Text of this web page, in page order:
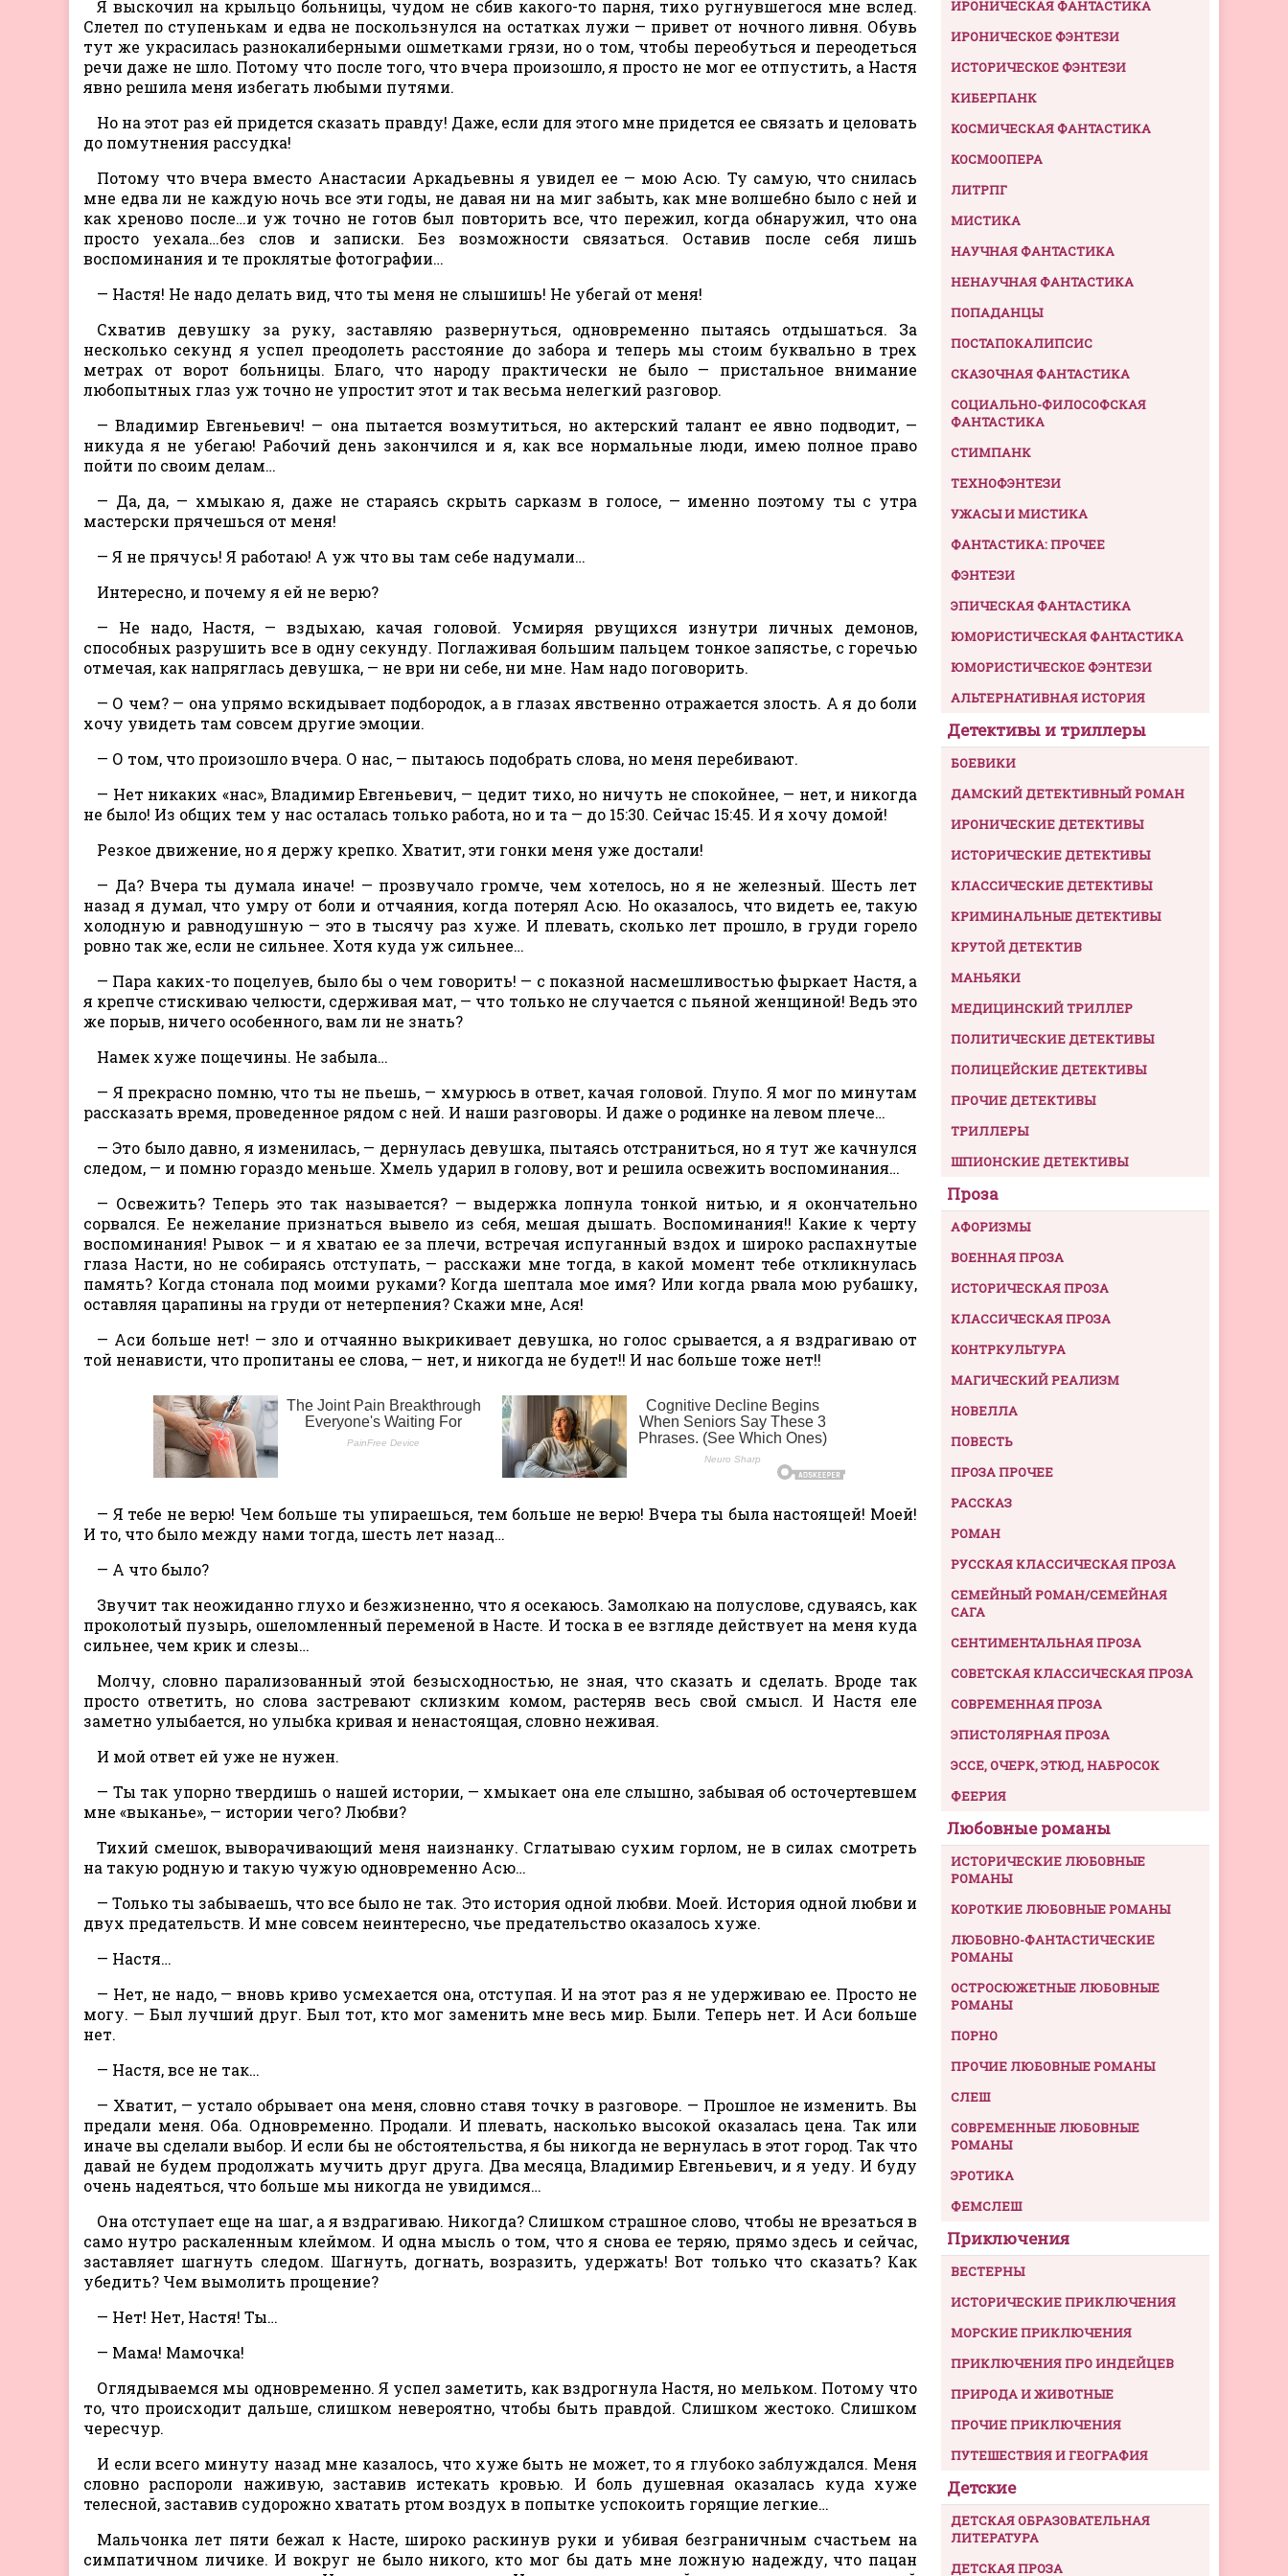
Я выскочил на крыльцо больницы, чудом не сбив какого-то парня, тихо ругнувшегося мне вслед.
Слетел по ступенькам и едва не поскользнулся на остатках лужи — привет от ночного ливня. Обувь
тут же украсилась разнокалиберными ошметками грязи, но о том, чтобы переобуться и переодеться
речи даже не шло. Потому что после того, что вчера произошло, я просто не мог ее отпустить, а Настя
явно решила меня избегать любыми путями.
Но на этот раз ей придется сказать правду! Даже, если для этого мне придется ее связать и целовать
до помутнения рассудка!
Потому что вчера вместо Анастасии Аркадьевны я увидел ее — мою Асю. Ту самую, что снилась
мне едва ли не каждую ночь все эти годы, не давая ни на миг забыть, как мне волшебно было с ней и
как хреново после…и уж точно не готов был повторить все, что пережил, когда обнаружил, что она
просто уехала…без слов и записки. Без возможности связаться. Оставив после себя лишь
воспоминания и те проклятые фотографии…
— Настя! Не надо делать вид, что ты меня не слышишь! Не убегай от меня!
Схватив девушку за руку, заставляю развернуться, одновременно пытаясь отдышаться. За
несколько секунд я успел преодолеть расстояние до забора и теперь мы стоим буквально в трех
метрах от ворот больницы. Благо, что народу практически не было — пристальное внимание
любопытных глаз уж точно не упростит этот и так весьма нелегкий разговор.
— Владимир Евгеньевич! — она пытается возмутиться, но актерский талант ее явно подводит, —
никуда я не убегаю! Рабочий день закончился и я, как все нормальные люди, имею полное право
пойти по своим делам…
— Да, да, — хмыкаю я, даже не стараясь скрыть сарказм в голосе, — именно поэтому ты с утра
мастерски прячешься от меня!
— Я не прячусь! Я работаю! А уж что вы там себе надумали…
Интересно, и почему я ей не верю?
— Не надо, Настя, — вздыхаю, качая головой. Усмиряя рвущихся изнутри личных демонов,
способных разрушить все в одну секунду. Поглаживая большим пальцем тонкое запястье, с горечью
отмечая, как напряглась девушка, — не ври ни себе, ни мне. Нам надо поговорить.
— О чем? — она упрямо вскидывает подбородок, а в глазах явственно отражается злость. А я до боли
хочу увидеть там совсем другие эмоции.
— О том, что произошло вчера. О нас, — пытаюсь подобрать слова, но меня перебивают.
— Нет никаких «нас», Владимир Евгеньевич, — цедит тихо, но ничуть не спокойнее, — нет, и никогда
не было! Из общих тем у нас осталась только работа, но и та — до 15:30. Сейчас 15:45. И я хочу домой!
Резкое движение, но я держу крепко. Хватит, эти гонки меня уже достали!
— Да? Вчера ты думала иначе! — прозвучало громче, чем хотелось, но я не железный. Шесть лет
назад я думал, что умру от боли и отчаяния, когда потерял Асю. Но оказалось, что видеть ее, такую
холодную и равнодушную — это в тысячу раз хуже. И плевать, сколько лет прошло, в груди горело
ровно так же, если не сильнее. Хотя куда уж сильнее…
— Пара каких-то поцелуев, было бы о чем говорить! — с показной насмешливостью фыркает Настя, а
я крепче стискиваю челюсти, сдерживая мат, — что только не случается с пьяной женщиной! Ведь это
же порыв, ничего особенного, вам ли не знать?
Намек хуже пощечины. Не забыла…
— Я прекрасно помню, что ты не пьешь, — хмурюсь в ответ, качая головой. Глупо. Я мог по минутам
рассказать время, проведенное рядом с ней. И наши разговоры. И даже о родинке на левом плече…
— Это было давно, я изменилась, — дернулась девушка, пытаясь отстраниться, но я тут же качнулся
следом, — и помню гораздо меньше. Хмель ударил в голову, вот и решила освежить воспоминания…
— Освежить? Теперь это так называется? — выдержка лопнула тонкой нитью, и я окончательно
сорвался. Ее нежелание признаться вывело из себя, мешая дышать. Воспоминания!! Какие к черту
воспоминания! Рывок — и я хватаю ее за плечи, встречая испуганный вздох и широко распахнутые
глаза Насти, но не собираясь отступать, — расскажи мне тогда, в какой момент тебе откликнулась
память? Когда стонала под моими руками? Когда шептала мое имя? Или когда рвала мою рубашку,
оставляя царапины на груди от нетерпения? Скажи мне, Ася!
— Аси больше нет! — зло и отчаянно выкрикивает девушка, но голос срывается, а я вздрагиваю от
той ненависти, что пропитаны ее слова, — нет, и никогда не будет!! И нас больше тоже нет!!
— Я тебе не верю! Чем больше ты упираешься, тем больше не верю! Вчера ты была настоящей! Моей!
И то, что было между нами тогда, шесть лет назад…
— А что было?
Звучит так неожиданно глухо и безжизненно, что я осекаюсь. Замолкаю на полуслове, сдуваясь, как
проколотый пузырь, ошеломленный переменой в Насте. И тоска в ее взгляде действует на меня куда
сильнее, чем крик и слезы…
Молчу, словно парализованный этой безысходностью, не зная, что сказать и сделать. Вроде так
просто ответить, но слова застревают склизким комом, растеряв весь свой смысл. И Настя еле
заметно улыбается, но улыбка кривая и ненастоящая, словно неживая.
И мой ответ ей уже не нужен.
— Ты так упорно твердишь о нашей истории, — хмыкает она еле слышно, забывая об осточертевшем
мне «выканье», — истории чего? Любви?
Тихий смешок, выворачивающий меня наизнанку. Сглатываю сухим горлом, не в силах смотреть
на такую родную и такую чужую одновременно Асю…
— Только ты забываешь, что все было не так. Это история одной любви. Моей. История одной любви и
двух предательств. И мне совсем неинтересно, чье предательство оказалось хуже.
— Настя…
— Нет, не надо, — вновь криво усмехается она, отступая. И на этот раз я не удерживаю ее. Просто не
могу. — Был лучший друг. Был тот, кто мог заменить мне весь мир. Были. Теперь нет. И Аси больше
нет.
— Настя, все не так…
— Хватит, — устало обрывает она меня, словно ставя точку в разговоре. — Прошлое не изменить. Вы
предали меня. Оба. Одновременно. Продали. И плевать, насколько высокой оказалась цена. Так или
иначе вы сделали выбор. И если бы не обстоятельства, я бы никогда не вернулась в этот город. Так что
давай не будем продолжать мучить друг друга. Два месяца, Владимир Евгеньевич, и я уеду. И буду
очень надеяться, что больше мы никогда не увидимся…
Она отступает еще на шаг, а я вздрагиваю. Никогда? Слишком страшное слово, чтобы не врезаться в
само нутро раскаленным клеймом. И одна мысль о том, что я снова ее теряю, прямо здесь и сейчас,
заставляет шагнуть следом. Шагнуть, догнать, возразить, удержать! Вот только что сказать? Как
убедить? Чем вымолить прощение?
— Нет! Нет, Настя! Ты…
— Мама! Мамочка!
Оглядываемся мы одновременно. Я успел заметить, как вздрогнула Настя, но мельком. Потому что
то, что происходит дальше, слишком невероятно, чтобы быть правдой. Слишком жестоко. Слишком
чересчур.
И если всего минуту назад мне казалось, что хуже быть не может, то я глубоко заблуждался. Меня
словно распороли наживую, заставив истекать кровью. И боль душевная оказалась куда хуже
телесной, заставив судорожно хватать ртом воздух в попытке успокоить горящие легкие…
Мальчонка лет пяти бежал к Насте, широко раскинув руки и убивая безграничным счастьем на
симпатичном личике. И вокруг не было никого, кто мог бы дать мне ложную надежду, что пацан
ИРОНИЧЕСКАЯ ФАНТАСТИКА
ИРОНИЧЕСКОЕ ФЭНТЕЗИ
ИСТОРИЧЕСКОЕ ФЭНТЕЗИ
КИБЕРПАНК
КОСМИЧЕСКАЯ ФАНТАСТИКА
КОСМООПЕРА
ЛИТРПГ
МИСТИКА
НАУЧНАЯ ФАНТАСТИКА
НЕНАУЧНАЯ ФАНТАСТИКА
ПОПАДАНЦЫ
ПОСТАПОКАЛИПСИС
СКАЗОЧНАЯ ФАНТАСТИКА
СОЦИАЛЬНО-ФИЛОСОФСКАЯ
ФАНТАСТИКА
СТИМПАНК
ТЕХНОФЭНТЕЗИ
УЖАСЫ И МИСТИКА
ФАНТАСТИКА: ПРОЧЕЕ
ФЭНТЕЗИ
ЭПИЧЕСКАЯ ФАНТАСТИКА
ЮМОРИСТИЧЕСКАЯ ФАНТАСТИКА
ЮМОРИСТИЧЕСКОЕ ФЭНТЕЗИ
АЛЬТЕРНАТИВНАЯ ИСТОРИЯ
Детективы и триллеры
БОЕВИКИ
ДАМСКИЙ ДЕТЕКТИВНЫЙ РОМАН
ИРОНИЧЕСКИЕ ДЕТЕКТИВЫ
ИСТОРИЧЕСКИЕ ДЕТЕКТИВЫ
КЛАССИЧЕСКИЕ ДЕТЕКТИВЫ
КРИМИНАЛЬНЫЕ ДЕТЕКТИВЫ
КРУТОЙ ДЕТЕКТИВ
МАНЬЯКИ
МЕДИЦИНСКИЙ ТРИЛЛЕР
ПОЛИТИЧЕСКИЕ ДЕТЕКТИВЫ
ПОЛИЦЕЙСКИЕ ДЕТЕКТИВЫ
ПРОЧИЕ ДЕТЕКТИВЫ
ТРИЛЛЕРЫ
ШПИОНСКИЕ ДЕТЕКТИВЫ
Проза
АФОРИЗМЫ
ВОЕННАЯ ПРОЗА
ИСТОРИЧЕСКАЯ ПРОЗА
КЛАССИЧЕСКАЯ ПРОЗА
КОНТРКУЛЬТУРА
МАГИЧЕСКИЙ РЕАЛИЗМ
НОВЕЛЛА
ПОВЕСТЬ
ПРОЗА ПРОЧЕЕ
РАССКАЗ
РОМАН
РУССКАЯ КЛАССИЧЕСКАЯ ПРОЗА
СЕМЕЙНЫЙ РОМАН/СЕМЕЙНАЯ
САГА
СЕНТИМЕНТАЛЬНАЯ ПРОЗА
СОВЕТСКАЯ КЛАССИЧЕСКАЯ ПРОЗА
СОВРЕМЕННАЯ ПРОЗА
ЭПИСТОЛЯРНАЯ ПРОЗА
ЭССЕ, ОЧЕРК, ЭТЮД, НАБРОСОК
ФЕЕРИЯ
Любовные романы
ИСТОРИЧЕСКИЕ ЛЮБОВНЫЕ
РОМАНЫ
КОРОТКИЕ ЛЮБОВНЫЕ РОМАНЫ
ЛЮБОВНО-ФАНТАСТИЧЕСКИЕ
РОМАНЫ
ОСТРОСЮЖЕТНЫЕ ЛЮБОВНЫЕ
РОМАНЫ
ПОРНО
ПРОЧИЕ ЛЮБОВНЫЕ РОМАНЫ
СЛЕШ
СОВРЕМЕННЫЕ ЛЮБОВНЫЕ
РОМАНЫ
ЭРОТИКА
ФЕМСЛЕШ
Приключения
ВЕСТЕРНЫ
ИСТОРИЧЕСКИЕ ПРИКЛЮЧЕНИЯ
МОРСКИЕ ПРИКЛЮЧЕНИЯ
ПРИКЛЮЧЕНИЯ ПРО ИНДЕЙЦЕВ
ПРИРОДА И ЖИВОТНЫЕ
ПРОЧИЕ ПРИКЛЮЧЕНИЯ
ПУТЕШЕСТВИЯ И ГЕОГРАФИЯ
Детские
ДЕТСКАЯ ОБРАЗОВАТЕЛЬНАЯ
ЛИТЕРАТУРА
ДЕТСКАЯ ПРОЗА